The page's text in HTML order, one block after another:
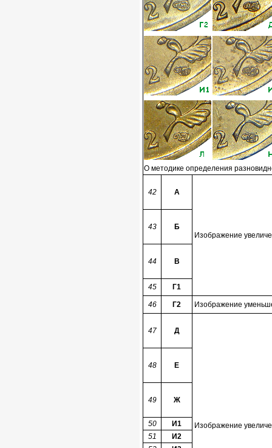
О методике определения
42 А
Изображение
43 Б
44 В
45 Г1
46 Г2 Изображение
47 Д
Изображение
48 Е
49 Ж
50
И1
51
И2